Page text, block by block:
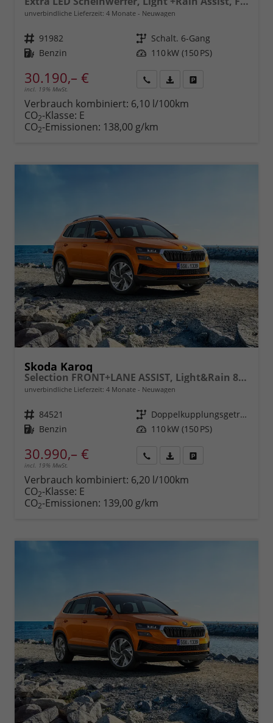
unverbindliche Lieferzeit: 4 Monate Neuwagen
Fahrzeugnr. 91982 Getriebe Schalt. 6-Gang
Kraftstoff Benzin Leistung 110 kW (150 PS)
30.190,– €
incl. 19% MwSt.
anfordern
Datei,
Verbrauch kombiniert: 6,10 l/100km
CO2-Klasse: E
CO2-Emissionen: 138,00 g/km
Skoda Karoq
Selection FRONT+LANE ASSIST, Light&Rain 8" Entertainment, virtuelles Cockpit, Climatronic, Parksensoren, Sitzhzg., 16" ALU uvm.
unverbindliche Lieferzeit: 4 Monate Neuwagen
Fahrzeugnr. 84521 Getriebe
Doppelkupplungsgetriebe (DSG)
Kraftstoff Benzin Leistung 110 kW (150 PS)
30.990,– €
incl. 19% MwSt.
anfordern
Datei,
Verbrauch kombiniert: 6,20 l/100km
CO2-Klasse: E
CO2-Emissionen: 139,00 g/km